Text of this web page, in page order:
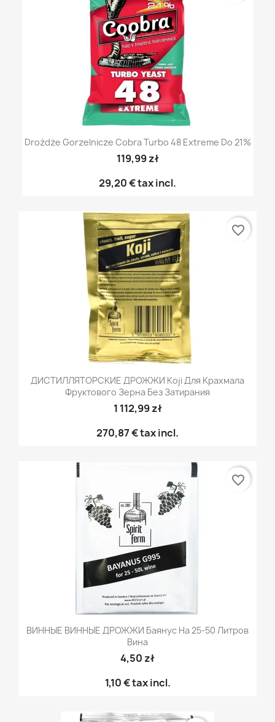
Drożdże Gorzelnicze Cobra Turbo 48 Extreme Do 21%
119,99 zł
29,20 €tax incl.
ДИСТИЛЛЯТОРСКИЕ ДРОЖЖИ Koji Для Крахмала
Фруктового Зерна Без Затирания
1 112,99 zł
270,87 €tax incl.
favorite_border
ВИННЫЕ ВИННЫЕ ДРОЖЖИ Баянус На 25-50 Литров
Вина
4,50 zł
1,10 €tax incl.
favorite_border